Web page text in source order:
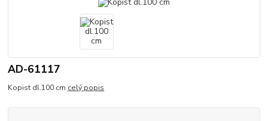
AD-61117
Kopist dl.100 cm celý popis